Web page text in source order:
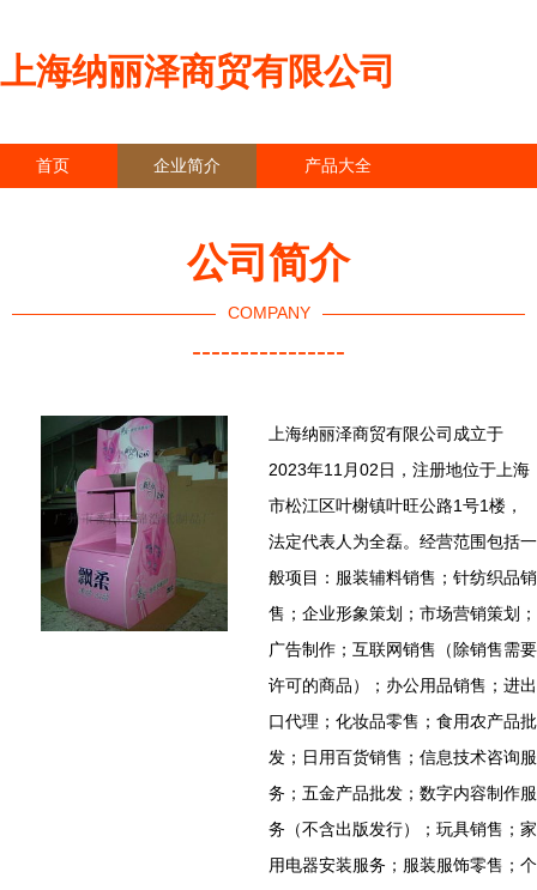
上海纳丽泽商贸有限公司
首页 企业简介 产品大全
公司简介
COMPANY
----------------
上海纳丽泽商贸有限公司成立于
2023年11月02日，注册地位于上海
市松江区叶榭镇叶旺公路1号1楼，
法定代表人为全磊。经营范围包括一
般项目：服装辅料销售；针纺织品销
售；企业形象策划；市场营销策划；
广告制作；互联网销售（除销售需要
许可的商品）；办公用品销售；进出
口代理；化妆品零售；食用农产品批
发；日用百货销售；信息技术咨询服
务；五金产品批发；数字内容制作服
务（不含出版发行）；玩具销售；家
用电器安装服务；服装服饰零售；个